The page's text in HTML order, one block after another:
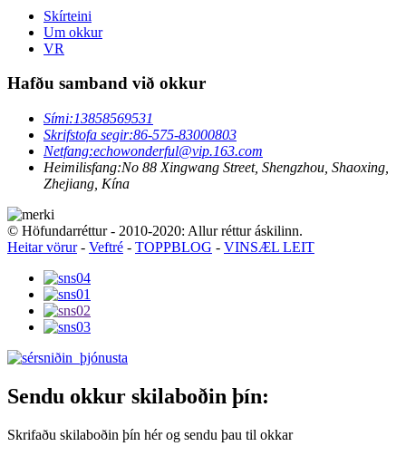
Skírteini
Um okkur
VR
Hafðu samband við okkur
Sími:13858569531
Skrifstofa segir:86-575-83000803
Netfang:echowonderful@vip.163.com
Heimilisfang:No 88 Xingwang Street, Shengzhou, Shaoxing,
Zhejiang, Kína
© Höfundarréttur - 2010-2020: Allur réttur áskilinn.
Heitar vörur- Veftré - TOPPBLOG - VINSÆL LEIT
Sendu okkur skilaboðin þín:
Skrifaðu skilaboðin þín hér og sendu þau til okkar